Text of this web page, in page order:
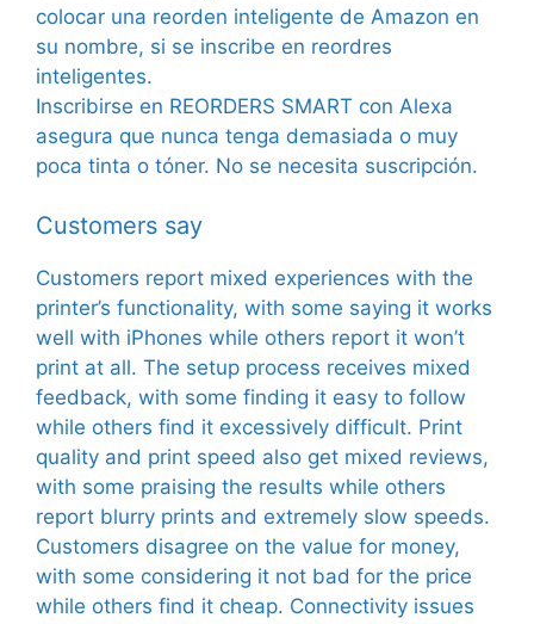
colocar una reorden inteligente de Amazon en
su nombre, si se inscribe en reordres
inteligentes.
Inscribirse en REORDERS SMART con Alexa
asegura que nunca tenga demasiada o muy
poca tinta o tóner. No se necesita suscripción.
Customers say
Customers report mixed experiences with the
printer’s functionality, with some saying it works
well with iPhones while others report it won’t
print at all. The setup process receives mixed
feedback, with some finding it easy to follow
while others find it excessively difficult. Print
quality and print speed also get mixed reviews,
with some praising the results while others
report blurry prints and extremely slow speeds.
Customers disagree on the value for money,
with some considering it not bad for the price
while others find it cheap. Connectivity issues